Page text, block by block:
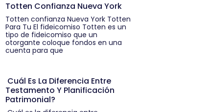
Totten Confianza Nueva York
Totten confianza Nueva York Totten
Para Tu El fideicomiso Totten es un
tipo de fideicomiso que un
otorgante coloque fondos en una
cuenta para que
Cuál Es La Diferencia Entre
Testamento Y Planificación
Patrimonial?